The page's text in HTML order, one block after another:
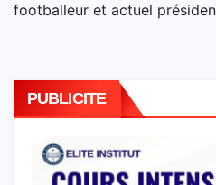
footballeur et actuel
PUBLICITE